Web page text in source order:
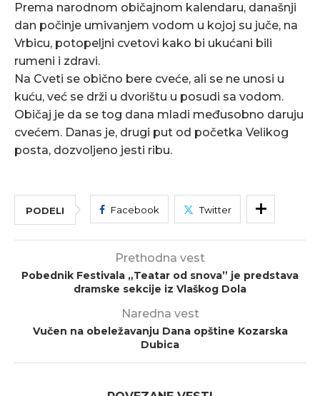
Prema narodnom običajnom kalendaru, današnji
dan počinje umivanjem vodom u kojoj su juče, na
Vrbicu, potopeljni cvetovi kako bi ukućani bili
rumeni i zdravi.
Na Cveti se obično bere cveće, ali se ne unosi u
kuću, već se drži u dvorištu u posudi sa vodom.
Običaj je da se tog dana mladi međusobno daruju
cvećem. Danas je, drugi put od početka Velikog
posta, dozvoljeno jesti ribu.
PODELI Facebook Twitter
Prethodna vest
Pobednik Festivala „Teatar od snova” je predstava
dramske sekcije iz Vlaškog Dola
Naredna vest
Vučen na obeležavanju Dana opštine Kozarska
Dubica